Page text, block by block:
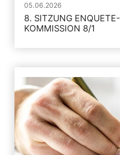
05.06.2026
8. SITZUNG ENQUETE-
KOMMISSION 8/1